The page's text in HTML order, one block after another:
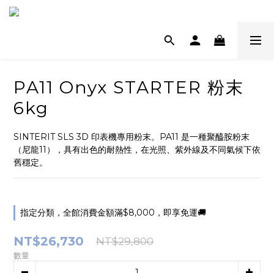
PA11 Onyx STARTER 粉末
6kg
SINTERIT SLS 3D 印表機專用粉末。PA11 是一種聚醯胺粉末
（尼龍11），具有出色的耐熱性，在光照、紫外線及不同氣候下依
舊穩定。
指定分類，全館消費金額滿$8,000，即享免運🚚
NT$26,730 NT$29,800
數量